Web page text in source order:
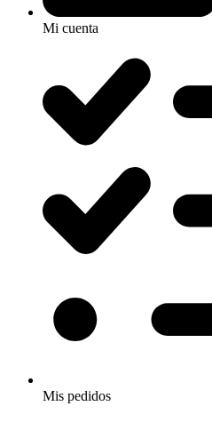
Mi cuenta
Mis pedidos